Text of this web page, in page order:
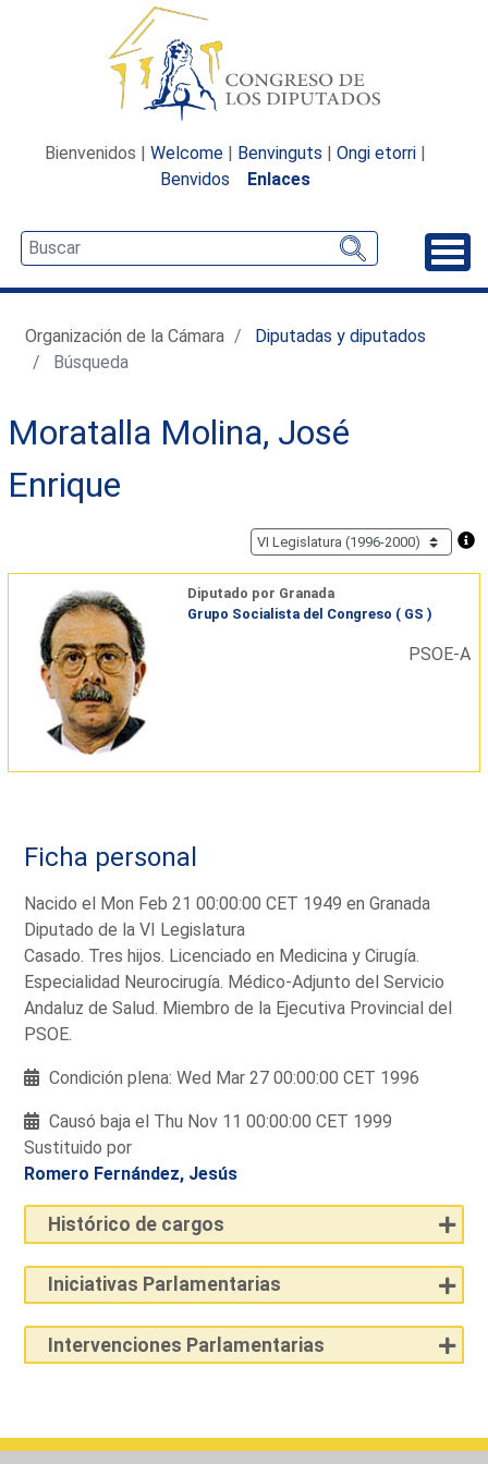
Bienvenidos | Welcome | Benvinguts | Ongi etorri |
Benvidos
Enlaces
Organización de la Cámara
Diputadas y diputados
Búsqueda
Moratalla Molina, José
Enrique
Diputado por Granada
Grupo Socialista del Congreso ( GS )
PSOE-A
Ficha personal
Nacido el Mon Feb 21 00:00:00 CET 1949 en Granada
Diputado de la VI Legislatura
Casado. Tres hijos. Licenciado en Medicina y Cirugía.
Especialidad Neurocirugía. Médico-Adjunto del Servicio
Andaluz de Salud. Miembro de la Ejecutiva Provincial del
PSOE.
Condición plena: Wed Mar 27 00:00:00 CET 1996
Causó baja el Thu Nov 11 00:00:00 CET 1999
Sustituido por
Romero Fernández, Jesús
Histórico de cargos
Iniciativas Parlamentarias
Intervenciones Parlamentarias